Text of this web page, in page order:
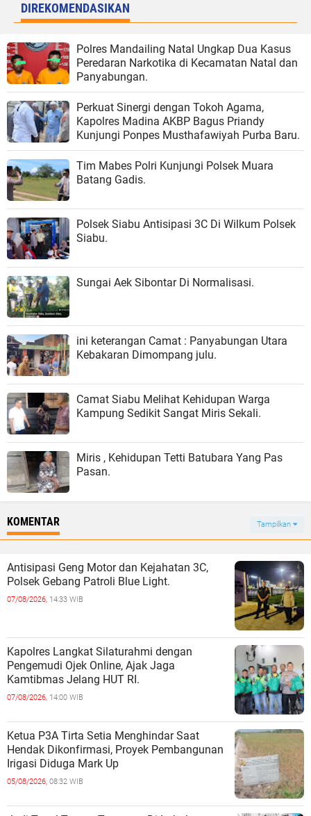
DIREKOMENDASIKAN
Polres Mandailing Natal Ungkap Dua Kasus
Peredaran Narkotika di Kecamatan Natal dan
Panyabungan.
Perkuat Sinergi dengan Tokoh Agama,
Kapolres Madina AKBP Bagus Priandy
Kunjungi Ponpes Musthafawiyah Purba Baru.
Tim Mabes Polri Kunjungi Polsek Muara
Batang Gadis.
Polsek Siabu Antisipasi 3C Di Wilkum Polsek
Siabu.
Sungai Aek Sibontar Di Normalisasi.
ini keterangan Camat : Panyabungan Utara
Kebakaran Dimompang julu.
Camat Siabu Melihat Kehidupan Warga
Kampung Sedikit Sangat Miris Sekali.
Miris , Kehidupan Tetti Batubara Yang Pas
Pasan.
KOMENTAR Tampilkan
Antisipasi Geng Motor dan Kejahatan 3C,
Polsek Gebang Patroli Blue Light.
07/08/2026, 14:33 WIB
Kapolres Langkat Silaturahmi dengan
Pengemudi Ojek Online, Ajak Jaga
Kamtibmas Jelang HUT RI.
07/08/2026, 14:00 WIB
Ketua P3A Tirta Setia Menghindar Saat
Hendak Dikonfirmasi, Proyek Pembangunan
Irigasi Diduga Mark Up
05/08/2026, 08:32 WIB